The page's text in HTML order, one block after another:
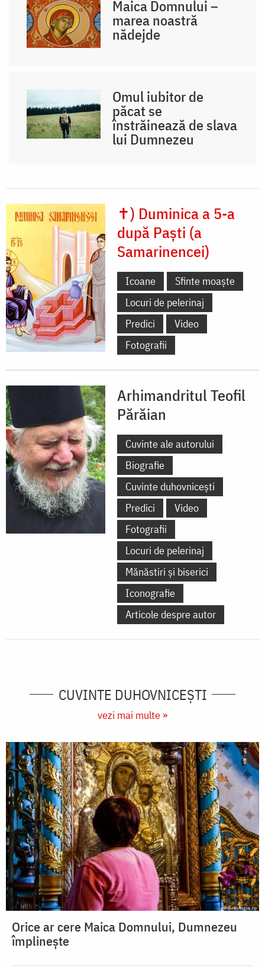
Maica Domnului –
marea noastră
nădejde
Omul iubitor de
păcat se
înstrăinează de slava
lui Dumnezeu
✝) Duminica a 5-a
după Paști (a
Samarinencei)
Icoane
Sfinte moaște
Locuri de pelerinaj
Predici
Video
Fotografii
Arhimandritul Teofil
Părăian
Cuvinte ale autorului
Biografie
Cuvinte duhovnicești
Predici
Video
Fotografii
Locuri de pelerinaj
Mănăstiri și biserici
Iconografie
Articole despre autor
CUVINTE DUHOVNICEȘTI
vezi mai multe »
Orice ar cere Maica Domnului, Dumnezeu
împlinește